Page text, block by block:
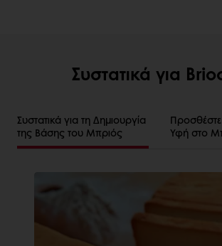
Συστατικά για
Συστατικά για τη Δημιουργία
της Βάσης του Μπριός
Προσθέστε
Υφή στο